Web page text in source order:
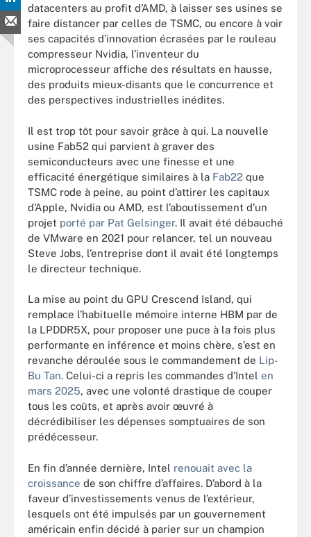
datacenters au profit d’AMD, à laisser ses usines se
faire distancer par celles de TSMC, ou encore à voir
ses capacités d’innovation écrasées par le rouleau
compresseur Nvidia, l’inventeur du
microprocesseur affiche des résultats en hausse,
des produits mieux-disants que le concurrence et
des perspectives industrielles inédites.
Il est trop tôt pour savoir grâce à qui. La nouvelle
usine Fab52 qui parvient à graver des
semiconducteurs avec une finesse et une
efficacité énergétique similaires à la Fab22 que
TSMC rode à peine, au point d’attirer les capitaux
d’Apple, Nvidia ou AMD, est l’aboutissement d’un
projet porté par Pat Gelsinger. Il avait été débauché
de VMware en 2021 pour relancer, tel un nouveau
Steve Jobs, l’entreprise dont il avait été longtemps
le directeur technique.
La mise au point du GPU Crescend Island, qui
remplace l’habituelle mémoire interne HBM par de
la LPDDR5X, pour proposer une puce à la fois plus
performante en inférence et moins chère, s’est en
revanche déroulée sous le commandement de Lip-
Bu Tan. Celui-ci a repris les commandes d’Intel en
mars 2025, avec une volonté drastique de couper
tous les coûts, et après avoir œuvré à
décrédibiliser les dépenses somptuaires de son
prédécesseur.
En fin d’année dernière, Intel renouait avec la
croissance de son chiffre d’affaires. D’abord à la
faveur d’investissements venus de l’extérieur,
lesquels ont été impulsés par un gouvernement
américain enfin décidé à parier sur un champion